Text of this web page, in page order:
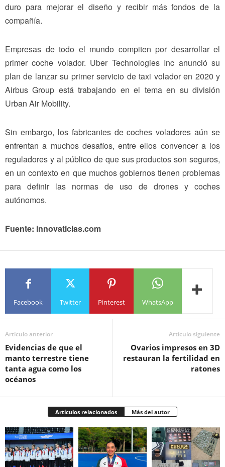
duro para mejorar el diseño y recibir más fondos de la
compañía.
Empresas de todo el mundo compiten por desarrollar el
primer coche volador. Uber Technologies Inc anunció su
plan de lanzar su primer servicio de taxi volador en 2020 y
Airbus Group está trabajando en el tema en su división
Urban Air Mobility.
Sin embargo, los fabricantes de coches voladores aún se
enfrentan a muchos desafíos, entre ellos convencer a los
reguladores y al público de que sus productos son seguros,
en un contexto en que muchos gobiernos tienen problemas
para definir las normas de uso de drones y coches
autónomos.
Fuente: innovaticias.com
Facebook Twitter Pinterest WhatsApp
Artículo anterior
Evidencias de que el
manto terrestre tiene
tanta agua como los
océanos
Artículo siguiente
Ovarios impresos en 3D
restauran la fertilidad en
ratones
Artículos relacionados Más del autor